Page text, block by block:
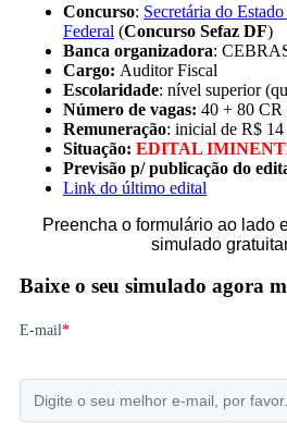
Concurso: Secretária do
Federal (Concurso Sefaz DF)
Banca organizadora:
Cargo: Auditor Fiscal
Escolaridade: nível superior
Número de vagas: 40 + 80 CR
Remuneração: inicial de R$
Situação: EDITAL
Previsão p/ publicação do
Link do último edital
Preencha o formulário ao lado
simulado
Baixe o seu simulado agora
E-mail*